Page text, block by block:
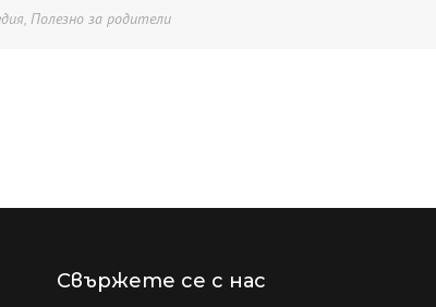
, Полезно за родители
Свържете се с нас